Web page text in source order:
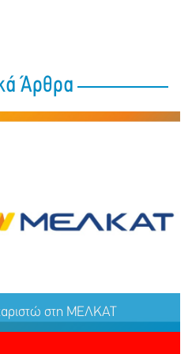
Άρθρα
στη ΜΕΛΚΑΤ